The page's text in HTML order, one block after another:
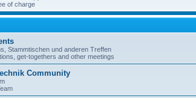
of charge
Stammtischen und anderen Treffen
get-togethers and other meetings
Community